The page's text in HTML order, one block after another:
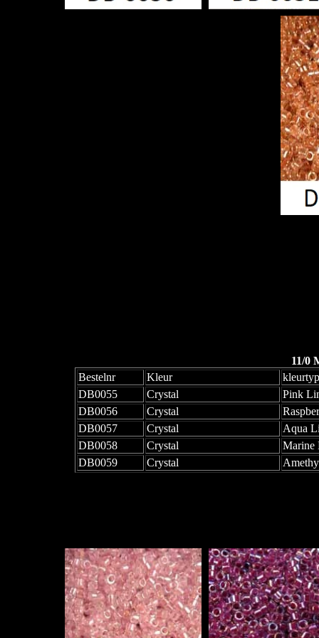
11/0
Bestelnr
Kleur
DB0055
Crystal
Pink
DB0056
Crystal
DB0057
Crystal
Aqua
DB0058
Crystal
Marine
DB0059
Crystal